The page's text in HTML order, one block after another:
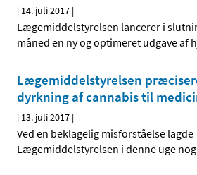
| 14. juli 2017 |
Lægemiddelstyrelsen lancerer i
måned en ny og optimeret udgave af
Lægemiddelstyrelsen
dyrkning af cannabis til
| 13. juli 2017 |
Ved en beklagelig misforståelse lagde
Lægemiddelstyrelsen i denne uge